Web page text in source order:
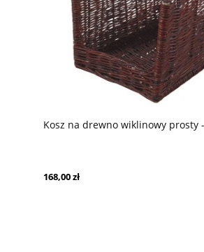
Kosz na drewno wiklinowy prosty
168,00 zł